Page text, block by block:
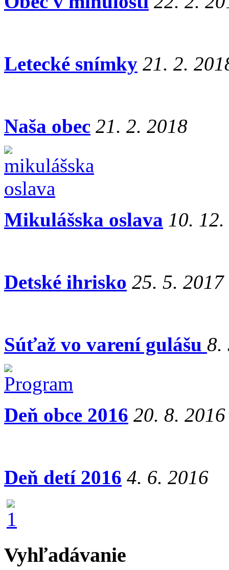
Letecké snímky 21. 2.
Naša obec 21. 2. 2018
Mikulášska oslava 10.
Detské ihrisko 25. 5. 2017
Súťaž vo varení gulášu 8.
Deň obce 2016 20. 8. 2016
Deň detí 2016 4. 6. 2016
Vyhľadávanie